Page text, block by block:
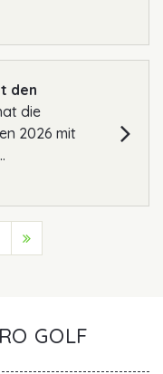
den
die
2026 mit
Next (Vorwärts)
GOLF